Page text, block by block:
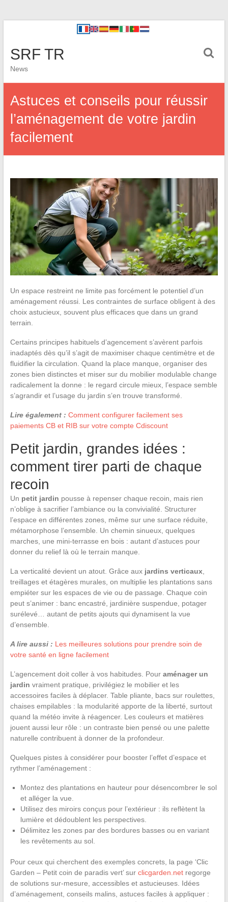
SRF TR
News
Astuces et conseils pour réussir
l’aménagement de votre jardin
facilement
Un espace restreint ne limite pas forcément le potentiel d’un
aménagement réussi. Les contraintes de surface obligent à des
choix astucieux, souvent plus efficaces que dans un grand
terrain.
Certains principes habituels d’agencement s’avèrent parfois
inadaptés dès qu’il s’agit de maximiser chaque centimètre et de
fluidifier la circulation. Quand la place manque, organiser des
zones bien distinctes et miser sur du mobilier modulable change
radicalement la donne : le regard circule mieux, l’espace semble
s’agrandir et l’usage du jardin s’en trouve transformé.
Lire également : Comment configurer facilement ses
paiements CB et RIB sur votre compte Cdiscount
Petit jardin, grandes idées :
comment tirer parti de chaque
recoin
Un petit jardin pousse à repenser chaque recoin, mais rien
n’oblige à sacrifier l’ambiance ou la convivialité. Structurer
l’espace en différentes zones, même sur une surface réduite,
métamorphose l’ensemble. Un chemin sinueux, quelques
marches, une mini-terrasse en bois : autant d’astuces pour
donner du relief là où le terrain manque.
La verticalité devient un atout. Grâce aux jardins verticaux,
treillages et étagères murales, on multiplie les plantations sans
empiéter sur les espaces de vie ou de passage. Chaque coin
peut s’animer : banc encastré, jardinière suspendue, potager
surélevé… autant de petits ajouts qui dynamisent la vue
d’ensemble.
A lire aussi : Les meilleures solutions pour prendre soin de
votre santé en ligne facilement
L’agencement doit coller à vos habitudes. Pour aménager un
jardin vraiment pratique, privilégiez le mobilier et les
accessoires faciles à déplacer. Table pliante, bacs sur roulettes,
chaises empilables : la modularité apporte de la liberté, surtout
quand la météo invite à réagencer. Les couleurs et matières
jouent aussi leur rôle : un contraste bien pensé ou une palette
naturelle contribuent à donner de la profondeur.
Quelques pistes à considérer pour booster l’effet d’espace et
rythmer l’aménagement :
Montez des plantations en hauteur pour désencombrer le sol
et alléger la vue.
Utilisez des miroirs conçus pour l’extérieur : ils reflètent la
lumière et dédoublent les perspectives.
Délimitez les zones par des bordures basses ou en variant
les revêtements au sol.
Pour ceux qui cherchent des exemples concrets, la page ‘Clic
Garden – Petit coin de paradis vert’ sur clicgarden.netregorge
de solutions sur-mesure, accessibles et astucieuses. Idées
d’aménagement, conseils malins, astuces faciles à appliquer :